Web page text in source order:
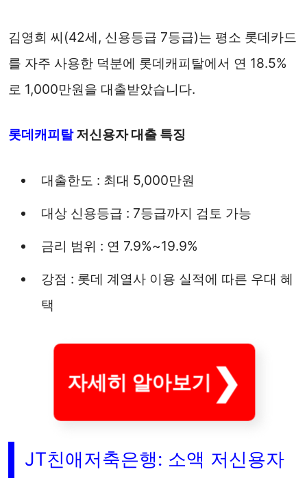
김영희 씨(42세, 신용등급 7등급)는 평소 롯데카드
를 자주 사용한 덕분에 롯데캐피탈에서 연 18.5%
로 1,000만원을 대출받았습니다.
롯데캐피탈저신용자 대출 특징
대출한도 : 최대 5,000만원
대상 신용등급 : 7등급까지 검토 가능
금리 범위 : 연 7.9%~19.9%
강점 : 롯데 계열사 이용 실적에 따른 우대 혜
택
자세히 알아보기
JT친애저축은행: 소액 저신용자